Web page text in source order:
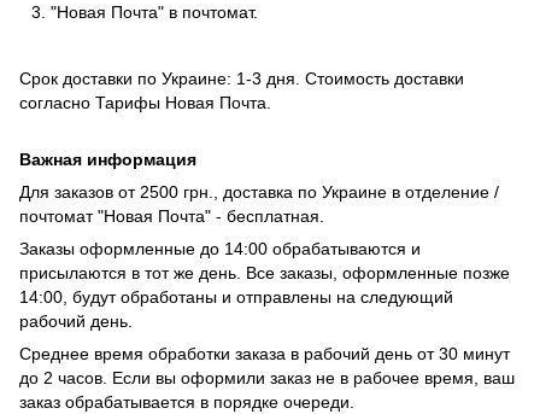
"Новая Почта" в почтомат.
Срок доставки по Украине: 1-3 дня. Стоимость доставки
согласно Тарифы Новая Почта
Важная информация
Для заказов от 2500 грн., доставка по Украине в отделение /
почтомат "Новая Почта" - бесплатная.
Заказы оформленные до 14:00 обрабатываются и
присылаются в тот же день. Все заказы, оформленные позже
14:00, будут обработаны и отправлены на следующий
рабочий день.
Среднее время обработки заказа в рабочий день от 30 минут
до 2 часов. Если вы оформили заказ не в рабочее время, ваш
заказ обрабатывается в порядке очереди.